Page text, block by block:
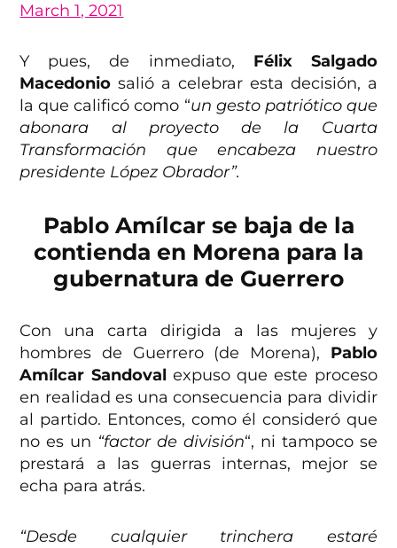
March 1, 2021
Y pues, de inmediato, Félix Salgado
Macedonio salió a celebrar esta decisión, a
la que calificó como “un gesto patriótico que
abonara al proyecto de la Cuarta
Transformación que encabeza nuestro
presidente López Obrador”.
Pablo Amílcar se baja de la
contienda en Morena para la
gubernatura de Guerrero
Con una carta dirigida a las mujeres y
hombres de Guerrero (de Morena), Pablo
Amílcar Sandoval expuso que este proceso
en realidad es una consecuencia para dividir
al partido. Entonces, como él consideró que
no es un “factor de división“, ni tampoco se
prestará a las guerras internas, mejor se
echa para atrás.
“Desde cualquier trinchera estaré